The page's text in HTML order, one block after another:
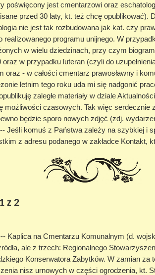
poświęcony jest cmentarzowi oraz
przed 30 laty, kt. też chcę opublikować).
nie jest tak rozbudowana jak kat. czy
realizowanego programu unijnego. W
w wielu dziedzinach, przy czym
w przypadku luteran (czyli do
oraz - w całości cmentarz prawosławny i
letnim tego roku uda mi się nadgonić
zaległe materiały w dziale
możliwości czasowych. Tak więc
będzie sporo nowych zdjęć (zdj.
Jeśli komuś z Państwa zależy na szybkiej i
z adresu podanego w zakładce Kontakt,
z 2
Kaplica na Cmentarzu Komunalnym (d.
ale z trzech: Regionalnego
Konserwatora Zabytków. W zamian za
nisz urnowych w części ogrodzenia, kt.